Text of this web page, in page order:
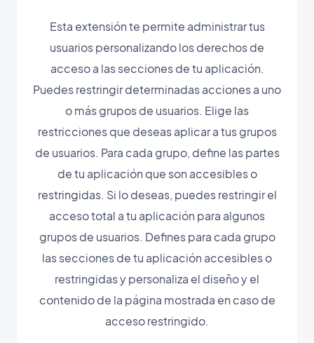
Esta extensión te permite administrar tus
usuarios personalizando los derechos de
acceso a las secciones de tu aplicación.
Puedes restringir determinadas acciones a uno
o más grupos de usuarios. Elige las
restricciones que deseas aplicar a tus grupos
de usuarios. Para cada grupo, define las partes
de tu aplicación que son accesibles o
restringidas. Si lo deseas, puedes restringir el
acceso total a tu aplicación para algunos
grupos de usuarios. Defines para cada grupo
las secciones de tu aplicación accesibles o
restringidas y personaliza el diseño y el
contenido de la página mostrada en caso de
acceso restringido.